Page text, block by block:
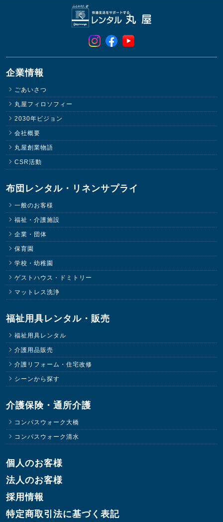
企業情報
ごあいさつ
丸屋フィロソフィー
2030年ビジョン
会社概要
丸屋創業物語
CSR活動
布団レンタル・リネンサプライ
一般のお客様
福祉・介護施設
企業・団体
保育園
学校・幼稚園
ゲストハウス・ドミトリー
マットレス洗浄
福祉用具レンタル・販売
福祉用具レンタル
介護用品販売
介護リフォーム・住宅改修
シーンから探す
介護保険・通所介護
コンパスウォーク大橋
コンパスウォーク清水
個人のお客様
法人のお客様
採用情報
特定商取引法に基づく表記